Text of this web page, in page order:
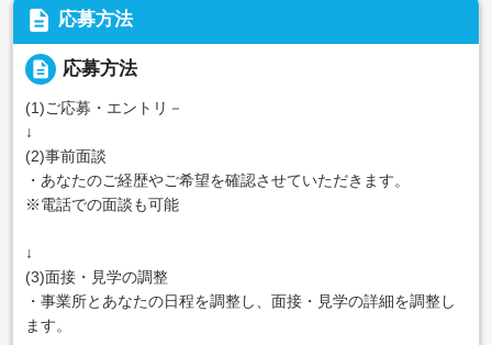
description 応募方法
description 応募方法
(1)ご応募・エントリ－
↓
(2)事前面談
・あなたのご経歴やご希望を確認させていただきます。
※電話での面談も可能
↓
(3)面接・見学の調整
・事業所とあなたの日程を調整し、面接・見学の詳細を調整し
ます。